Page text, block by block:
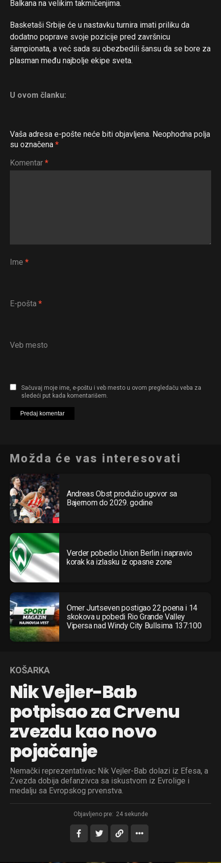
Balkana na velikim takmičenjima.
Basketaši Srbije će u nastavku turnira imati priliku da
dodatno poprave svoje pozicije pred završnicu
šampionata, a već sada su obezbedili šansu da se bore za
plasman među najbolje ekipe sveta.
U ovom članku:
Vaša adresa e-pošte neće biti objavljena. Neophodna polja
su označena *
Komentar *
Ime *
E-pošta *
Veb mesto
Sačuvaj moje ime, e-poštu i veb mesto u ovom pregledaču veba za
sledeći put kada komentarišem.
Možda će vas interesovati
Andreas Obst produžio ugovor sa
Bajernom do 2029. godine
Verder pobedio Union Berlin i napravio
korak ka izlasku iz opasne zone
Omer Jurtseven postigao 22 poena i 14
skokova u pobedi Rio Grande Valley
Vipersa nad Windy City Bullsima 137:100
KOŠARKA
Nik Vejler-Bab
potpisao za Crvenu
zvezdu kao novo
pojačanje
Nemački reprezentativac Nik Vejler-Bab dolazi iz Efesa, a
Zvezda dobija defanzivca sa iskustvom iz Evrolige i
medalju sa Evropskog prvenstva.
Objavljeno pre: 24 sekunde